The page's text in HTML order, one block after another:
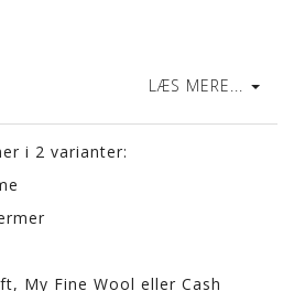
LÆS MERE...
i 2 varianter:
My Fine Wool eller Cash